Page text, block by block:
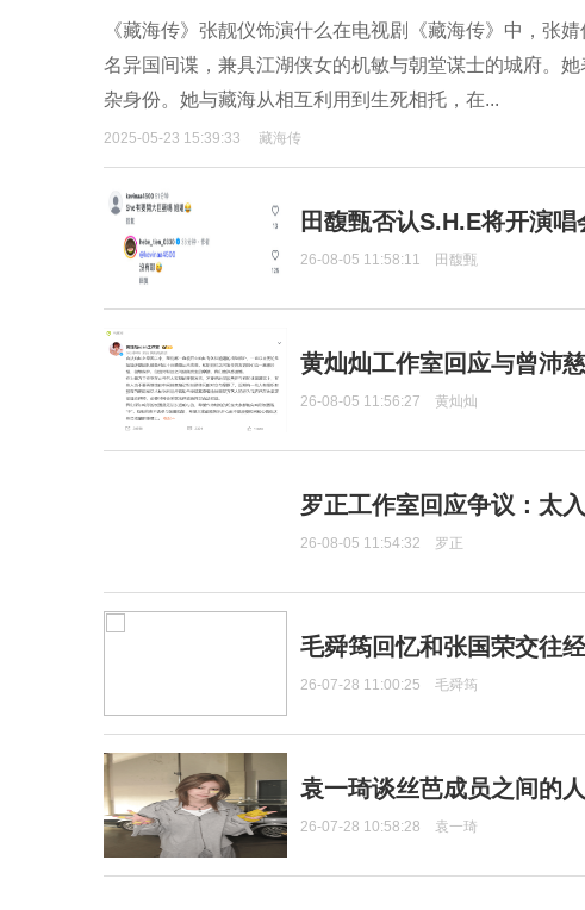
《藏海传》张靓仪饰演什么在电视剧《藏海传》中，张
名异国间谍，兼具江湖侠女的机敏与朝堂谋士的城府。
杂身份。她与藏海从相互利用到生死相托，在...
2025-05-23 15:39:33 藏海传
田馥甄否认S.H.E将开演
26-08-05 11:58:11 田馥甄
黄灿灿工作室回应与曾沛
26-08-05 11:56:27 黄灿灿
罗正工作室回应争议：太
26-08-05 11:54:32 罗正
毛舜筠回忆和张国荣交往
26-07-28 11:00:25 毛舜筠
袁一琦谈丝芭成员之间的
26-07-28 10:58:28 袁一琦